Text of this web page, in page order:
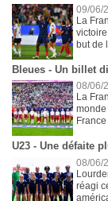
09/06/
La
but de
Bleues - Un billet
08/06/
La
U23 - Une défaite
08/06/
réagi